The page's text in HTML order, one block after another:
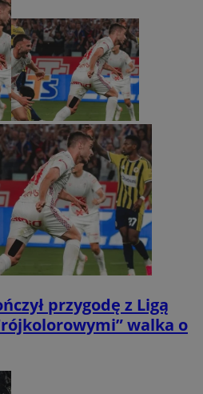
przygodę z Ligą
walka o